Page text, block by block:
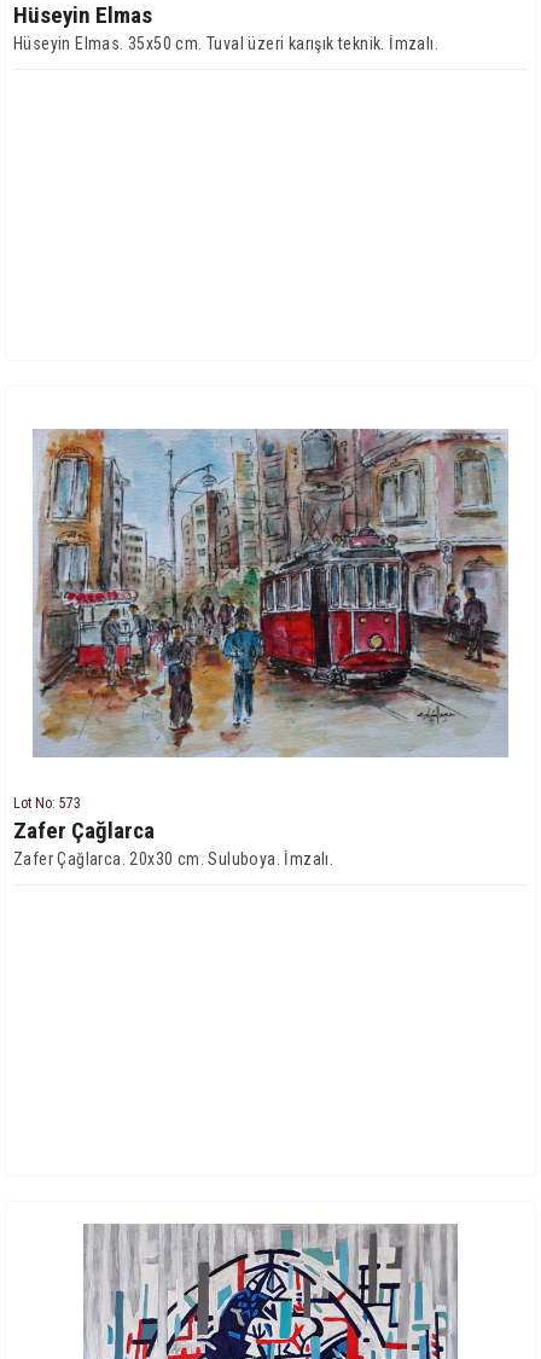
Hüseyin Elmas
Hüseyin Elmas. 35x50 cm. Tuval üzeri karışık teknik. İmzalı.
Lot No: 573
Zafer Çağlarca
Zafer Çağlarca. 20x30 cm. Suluboya. İmzalı.